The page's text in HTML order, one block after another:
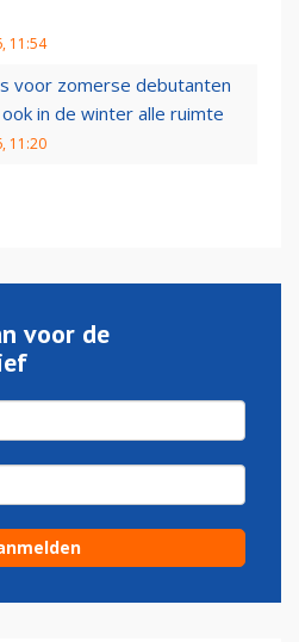
11:54
voor zomerse debutanten
ook in de winter alle ruimte
11:20
voor de